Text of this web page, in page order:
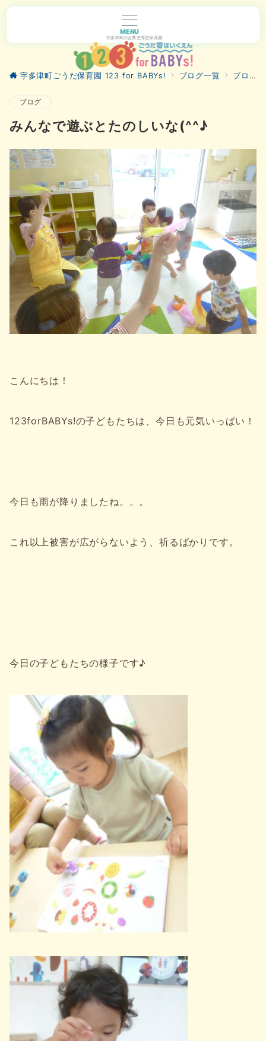
MENU
宇多津町の企業主導型保育園
宇多津町ごうだ保育園 123 for BABYs! ブログ一覧 ブログ
ブログ
みんなで遊ぶとたのしいな(^^♪
こんにちは！
123forBABYs!の子どもたちは、今日も元気いっぱい！
今日も雨が降りましたね。。。
これ以上被害が広がらないよう、祈るばかりです。
今日の子どもたちの様子です♪